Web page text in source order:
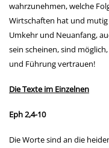
wahrzunehmen, welche
Wirtschaften hat und
Umkehr und Neuanfang,
sein scheinen, sind
und Führung vertrauen!
Die Texte im Einzelnen
Eph 2,4-10
Die Worte sind an die